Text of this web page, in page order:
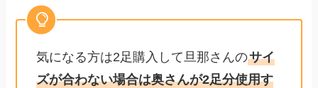
気になる方は2足購入して旦那さんのサイ
ズが合わない場合は奥さんが2足分使用す